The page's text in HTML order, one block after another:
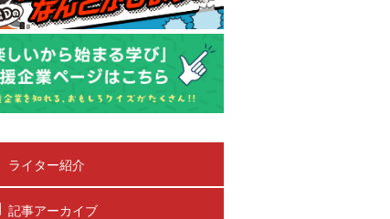
ライター紹介
記事アーカイブ